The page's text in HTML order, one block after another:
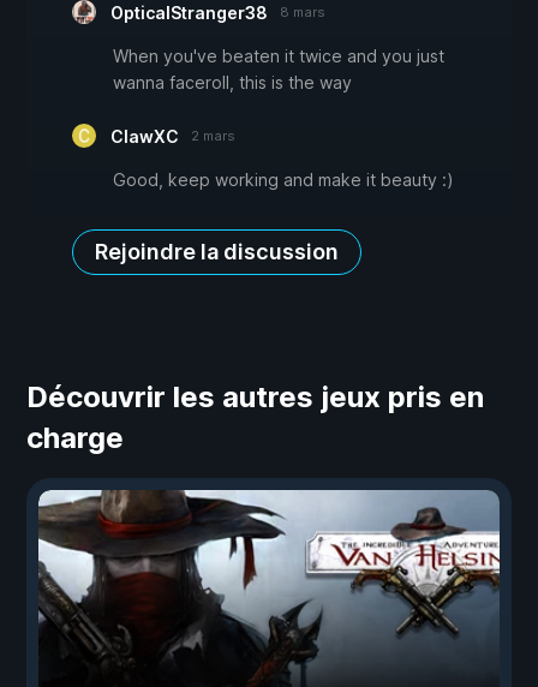
OpticalStranger38 8 mars
When you've beaten it twice and you just
wanna faceroll, this is the way
ClawXC 2 mars
Good, keep working and make it beauty :)
Rejoindre la discussion
Découvrir les autres jeux pris en
charge